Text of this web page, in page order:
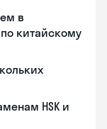
в
китайскому
HSK и